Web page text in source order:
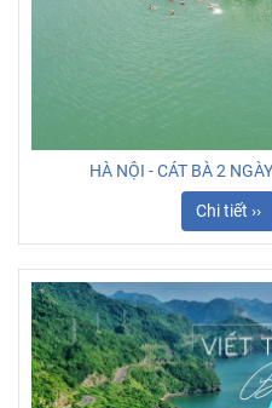
HÀ NỘI - CÁT BÀ 2
Chi tiết ››